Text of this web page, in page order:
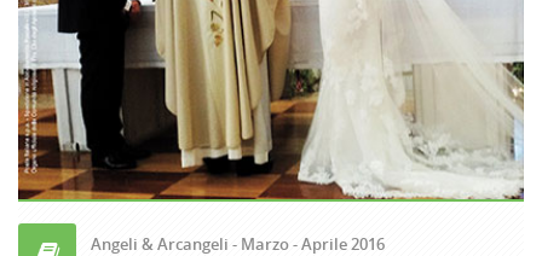
Angeli & Arcangeli - Marzo - Aprile 2016